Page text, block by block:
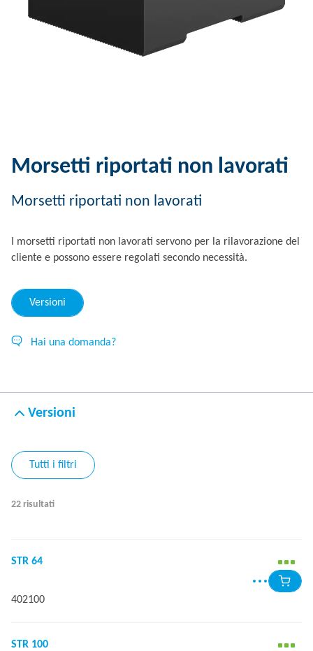
Morsetti riportati non lavorati
Morsetti riportati non lavorati
I morsetti riportati non lavorati servono per la rilavorazione del
cliente e possono essere regolati secondo necessità.
Versioni
Hai una domanda?
Versioni
Tutti i filtri
22 risultati
STR 64
402100
STR 100